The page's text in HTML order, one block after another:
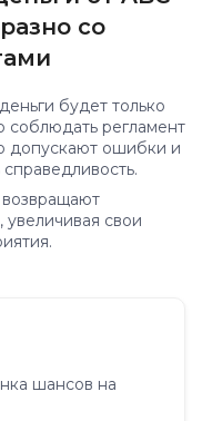
со
будет только
соблюдать регламент
допускают ошибки и
свои
шансов на